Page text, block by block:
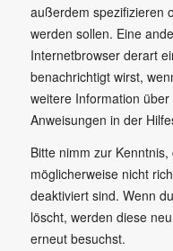
außerdem spezifizieren
werden sollen. Eine
Internetbrowser derart
benachrichtigt wirst,
weitere Information
Anweisungen in der
Bitte nimm zur
möglicherweise nicht
deaktiviert sind. Wenn
löscht, werden diese
erneut besuchst.